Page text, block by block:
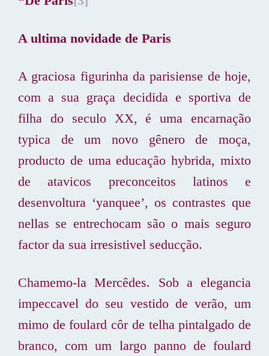
A ultima novidade de Paris
A graciosa figurinha da parisiense de hoje,
com a sua graça decidida e sportiva de
filha do seculo XX, é uma encarnação
typica de um novo gênero de moça,
producto de uma educação hybrida, mixto
de atavicos preconceitos latinos e
desenvoltura ‘yanquee’, os contrastes que
nellas se entrechocam são o mais seguro
factor da sua irresistivel seducção.
Chamemo-la Mercêdes. Sob a elegancia
impeccavel do seu vestido de verão, um
mimo de foulard côr de telha pintalgado de
branco, com um largo panno de foulard